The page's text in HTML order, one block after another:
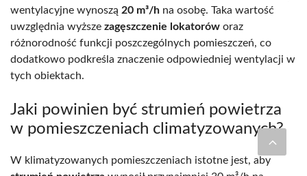
wentylacyjne wynoszą 20 m³/h na osobę. Taka wartość
uwzględnia wyższe zagęszczenie lokatorów oraz
różnorodność funkcji poszczególnych pomieszczeń, co
dodatkowo podkreśla znaczenie odpowiedniej wentylacji w
tych obiektach.
Jaki powinien być strumień powietrza
w pomieszczeniach climatyzowanych?
W klimatyzowanych pomieszczeniach istotne jest, aby